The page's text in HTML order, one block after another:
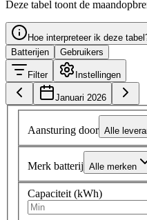
Deze tabel toont de
Hoe interpreteer ik deze
Batterijen
Gebruikers
Filter Instellingen
Januari 2026
Aansturing door Alle
Merk batterij Alle merken
Capaciteit (kWh)